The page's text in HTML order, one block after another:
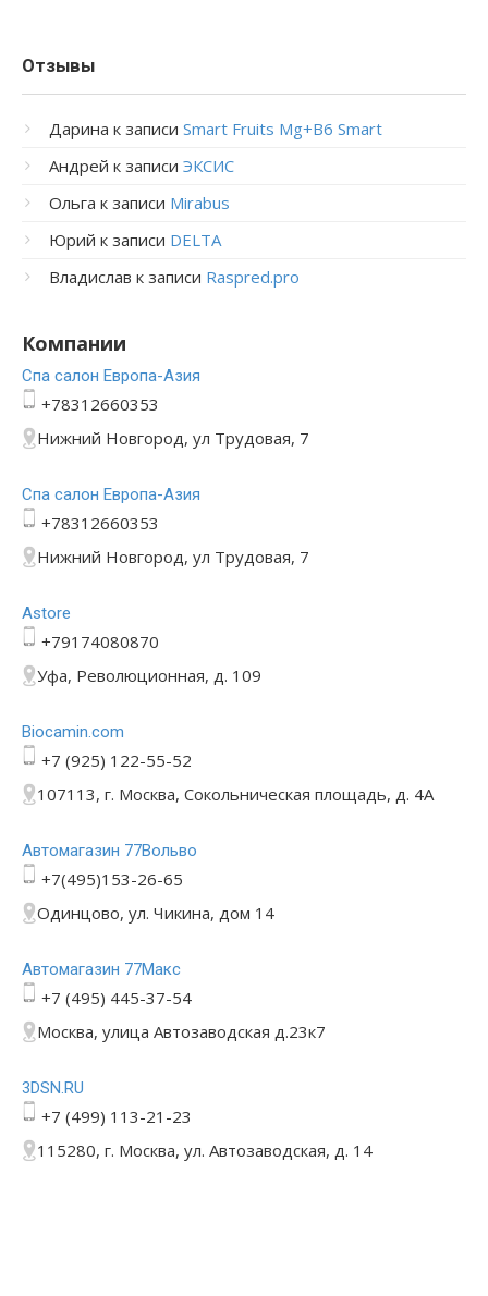
Отзывы
Дарина к записи Smart Fruits Mg+B6 Smart
Андрей к записи ЭКСИС
Ольга к записи Mirabus
Юрий к записи DELTA
Владислав к записи Raspred.pro
Компании
Спа салон Европа-Азия
+78312660353
Нижний Новгород, ул Трудовая, 7
Спа салон Европа-Азия
+78312660353
Нижний Новгород, ул Трудовая, 7
Astore
+79174080870
Уфа, Революционная, д. 109
Bioсamin.com
+7 (925) 122-55-52
107113, г. Москва, Сокольническая площадь, д. 4А
Автомагазин 77Вольво
+7(495)153-26-65
Одинцово, ул. Чикина, дом 14
Автомагазин 77Макс
+7 (495) 445-37-54
Москва, улица Автозаводская д.23к7
3DSN.RU
+7 (499) 113-21-23
115280, г. Москва, ул. Автозаводская, д. 14